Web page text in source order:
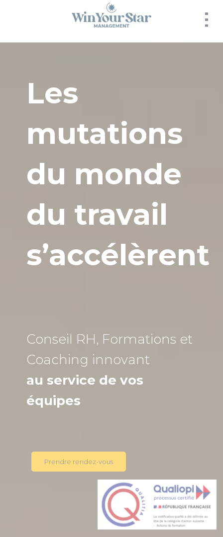
Les
mutations
du monde
du travail
s’accélèrent
Conseil RH, Formations et
Coaching innovant
au service de vos
équipes
Prendre rendez-vous